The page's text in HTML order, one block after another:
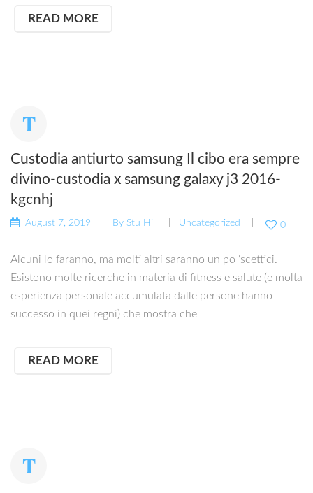
READ MORE
Custodia antiurto samsung Il cibo era sempre
divino-custodia x samsung galaxy j3 2016-
kgcnhj
August 7, 2019 By Stu Hill Uncategorized 0
Alcuni lo faranno, ma molti altri saranno un po ‘scettici.
Esistono molte ricerche in materia di fitness e salute (e molta
esperienza personale accumulata dalle persone hanno
successo in quei regni) che mostra che
READ MORE